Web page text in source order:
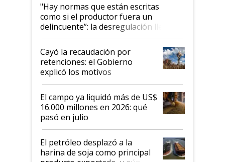
"Hay normas que están escritas
como si el productor fuera un
delincuente”: la desregulación llegó
al Congreso Aapresid y hasta se
habló del financiamiento al IPCVA
Cayó la recaudación por
retenciones: el Gobierno
explicó los motivos
El campo ya liquidó más de US$
16.000 millones en 2026: qué
pasó en julio
El petróleo desplazó a la
harina de soja como principal